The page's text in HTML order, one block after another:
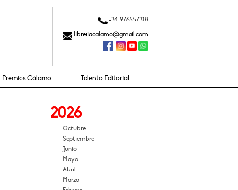
+34 976557318
libreriacalamo@gmail.com
Premios Cálamo Talento Editorial
2026
Octubre
Septiembre
Junio
Mayo
Abril
Marzo